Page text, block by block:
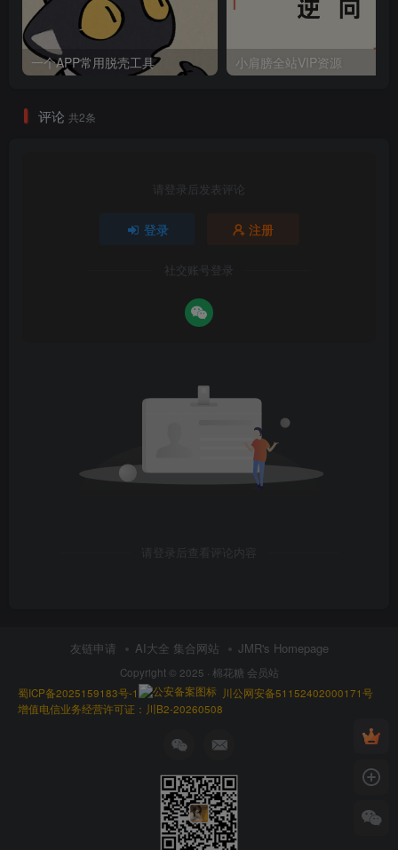
一个APP常用脱壳工具 小肩膀全站VIP资源
评论 共2条
请登录后发表评论
登录 注册
社交账号登录
请登录后查看评论内容
友链申请 AI大全 集合网站 JMR's Homepage
Copyright © 2025 · 棉花糖 会员站
蜀ICP备2025159183号-1
川公网安备51152402000171号
增值电信业务经营许可证：川B2-20260508